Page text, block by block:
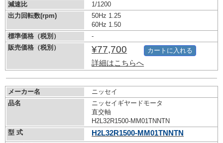
減速比
1/1200
出力回転数(rpm)
50Hz 1.25
60Hz 1.50
標準価格（税別）
-
販売価格（税別）
¥77,700
詳細はこちらへ
カートに入れる
メーカー名
ニッセイ
品名
ニッセイギヤードモータ
直交軸
H2L32R1500-MM01TNNTN
型 式
H2L32R1500-MM01TNNTN